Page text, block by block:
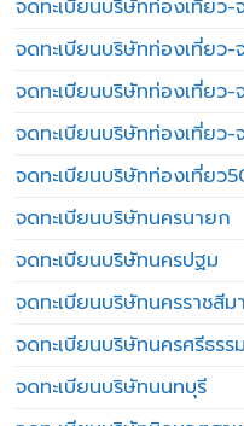
จดทะเบียนบริษัทท่องเที่ยว
จดทะเบียนบริษัทท่องเที่ยว
จดทะเบียนบริษัทท่องเที่ยว
จดทะเบียนบริษัทท่องเที่ยว
จดทะเบียนบริษัทท่องเที่ยว
จดทะเบียนบริษัทนครนายก
จดทะเบียนบริษัทนครปฐม
จดทะเบียนบริษัทนครราชสีมา
จดทะเบียนบริษัทนครศรีธรร
จดทะเบียนบริษัทนนทบุรี